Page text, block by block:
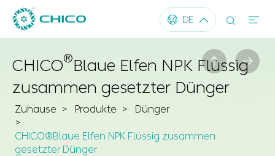
 DE   
CHICO®Blaue Elfen NPK Flüssig
zusammen gesetzter Dünger
Zuhause Produkte Dünger
CHICO®Blaue Elfen NPK Flüssig zusammen
gesetzter Dünger
 